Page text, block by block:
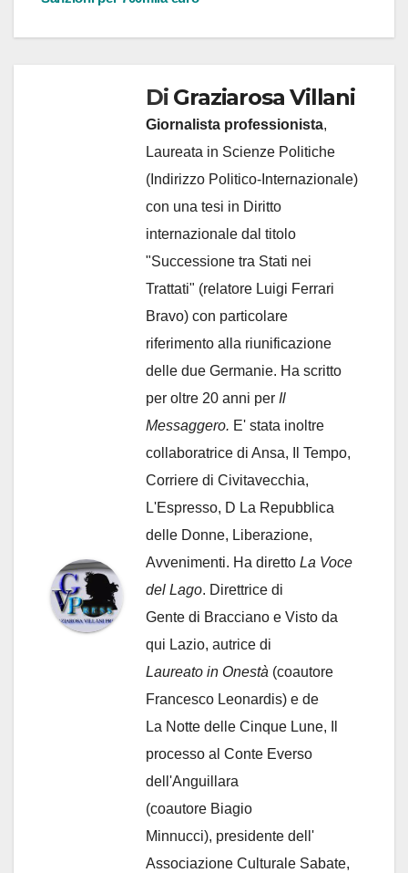
Di Graziarosa Villani
Giornalista professionista,
Laureata in Scienze Politiche
(Indirizzo Politico-Internazionale)
con una tesi in Diritto
internazionale dal titolo
"Successione tra Stati nei
Trattati" (relatore Luigi Ferrari
Bravo) con particolare
riferimento alla riunificazione
delle due Germanie. Ha scritto
per oltre 20 anni per Il
Messaggero. E' stata inoltre
collaboratrice di Ansa, Il Tempo,
Corriere di Civitavecchia,
L'Espresso, D La Repubblica
delle Donne, Liberazione,
Avvenimenti. Ha diretto La Voce
del Lago. Direttrice di
Gente di Bracciano e Visto da
qui Lazio, autrice di
Laureato in Onestà (coautore
Francesco Leonardis) e de
La Notte delle Cinque Lune, Il
processo al Conte Everso
dell'Anguillara
(coautore Biagio
Minnucci), presidente dell'
Associazione Culturale Sabate,